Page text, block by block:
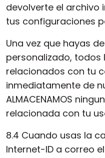
devolverte el archivo
tus configuraciones
Una vez que hayas
personalizado,
relacionados con tu
inmediatamente de
ALMACENAMOS
relacionada con tu
8.4 Cuando usas la
Internet-ID a correo